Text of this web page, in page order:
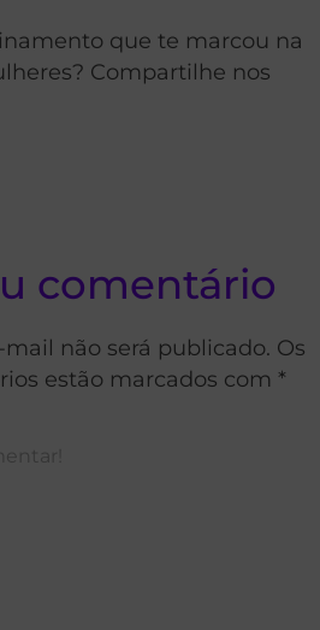
que te marcou na
Compartilhe nos
comentário
não será publicado. Os
estão marcados com *